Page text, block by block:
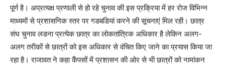
पूर्ण है। अप्रत्यक्ष प्रणाली से हो रहे चुनाव की इस प्रक्रिया में हर रोज विभिन्न
माध्यमों से प्रशासनिक स्तर पर गडबडियां करने की सूचनाएं मिल रही। छात्र
संघ चुनाव लडना प्रत्येक छात्र का लोकतांत्रिक अधिकार है लेकिन अलग-
अलग तरीकों से छात्रों को इस अधिकार से वंचित किए जाने का प्रयास किया जा
रहा है। राजावत ने कहा कैंपसों में प्रशासन की ओर से भी छात्रों को नामांकन